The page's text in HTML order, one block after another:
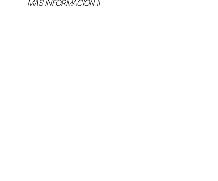
MÁS INFORMACIÓN